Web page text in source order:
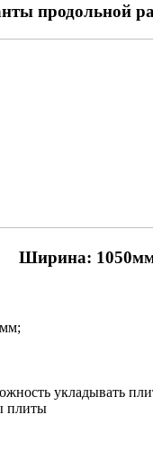
продольной
Ширина:
укладывать
плиты